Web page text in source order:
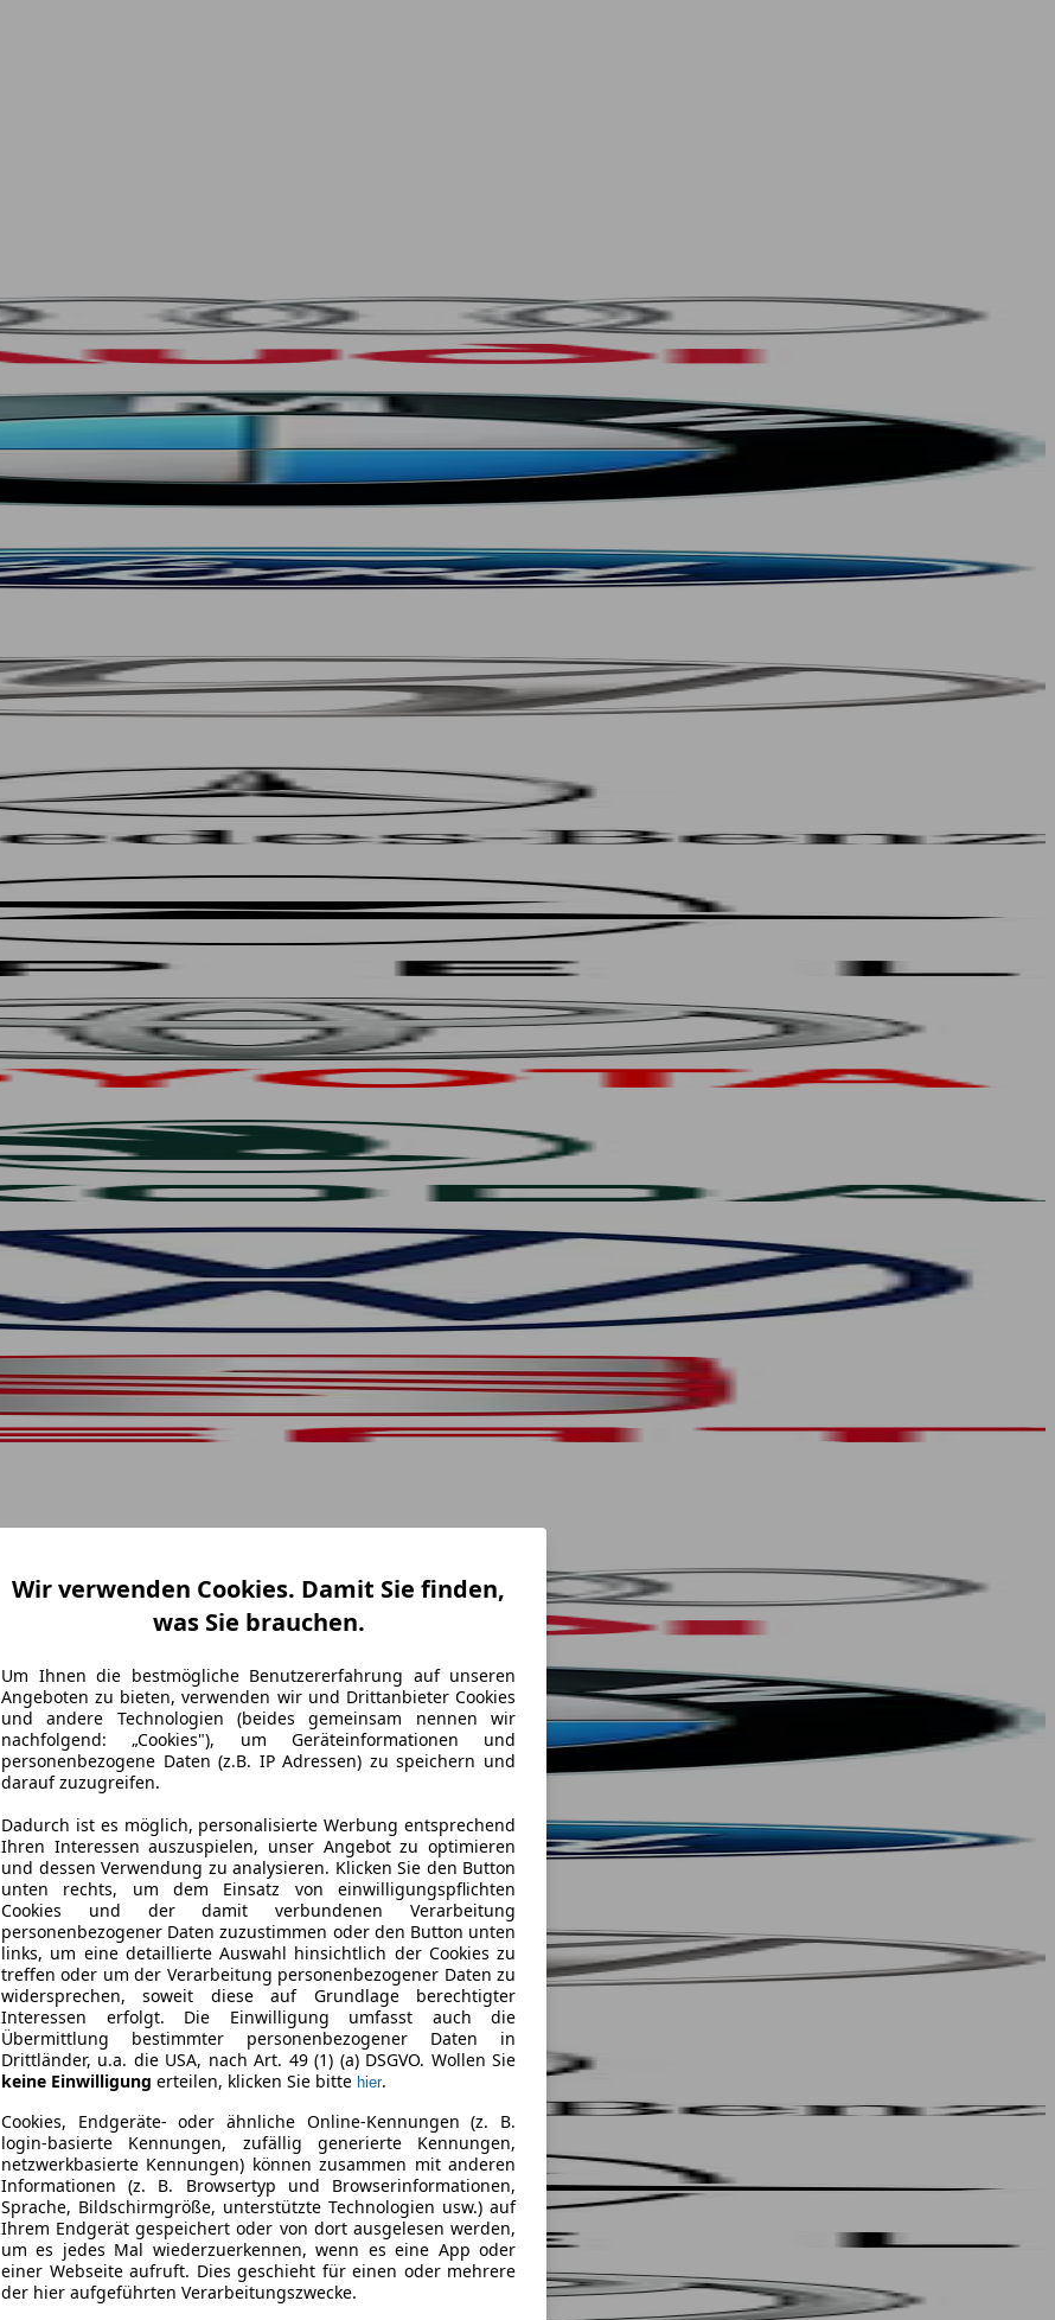
Wir verwenden Cookies. Damit Sie finden,
was Sie brauchen.
Um Ihnen die bestmögliche Benutzererfahrung auf unseren
Angeboten zu bieten, verwenden wir und Drittanbieter Cookies
und andere Technologien (beides gemeinsam nennen wir
nachfolgend: „Cookies"), um Geräteinformationen und
personenbezogene Daten (z.B. IP Adressen) zu speichern und
darauf zuzugreifen.
Dadurch ist es möglich, personalisierte Werbung entsprechend
Ihren Interessen auszuspielen, unser Angebot zu optimieren
und dessen Verwendung zu analysieren. Klicken Sie den Button
unten rechts, um dem Einsatz von einwilligungspflichten
Cookies und der damit verbundenen Verarbeitung
personenbezogener Daten zuzustimmen oder den Button unten
links, um eine detaillierte Auswahl hinsichtlich der Cookies zu
treffen oder um der Verarbeitung personenbezogener Daten zu
widersprechen, soweit diese auf Grundlage berechtigter
Interessen erfolgt. Die Einwilligung umfasst auch die
Übermittlung bestimmter personenbezogener Daten in
Drittländer, u.a. die USA, nach Art. 49 (1) (a) DSGVO. Wollen Sie
keine Einwilligung erteilen, klicken Sie bitte hier.
Cookies, Endgeräte- oder ähnliche Online-Kennungen (z. B.
login-basierte Kennungen, zufällig generierte Kennungen,
netzwerkbasierte Kennungen) können zusammen mit anderen
Informationen (z. B. Browsertyp und Browserinformationen,
Sprache, Bildschirmgröße, unterstützte Technologien usw.) auf
Ihrem Endgerät gespeichert oder von dort ausgelesen werden,
um es jedes Mal wiederzuerkennen, wenn es eine App oder
einer Webseite aufruft. Dies geschieht für einen oder mehrere
der hier aufgeführten Verarbeitungszwecke.